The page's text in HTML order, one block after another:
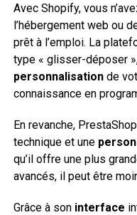
Avec Shopify, vous
l’hébergement web ou
prêt à l’emploi. La
type « glisser-déposer
personnalisationde
connaissance en
En revanche,
technique et une
qu’il offre une plus
avancés, il peut être
Grâce à son interface